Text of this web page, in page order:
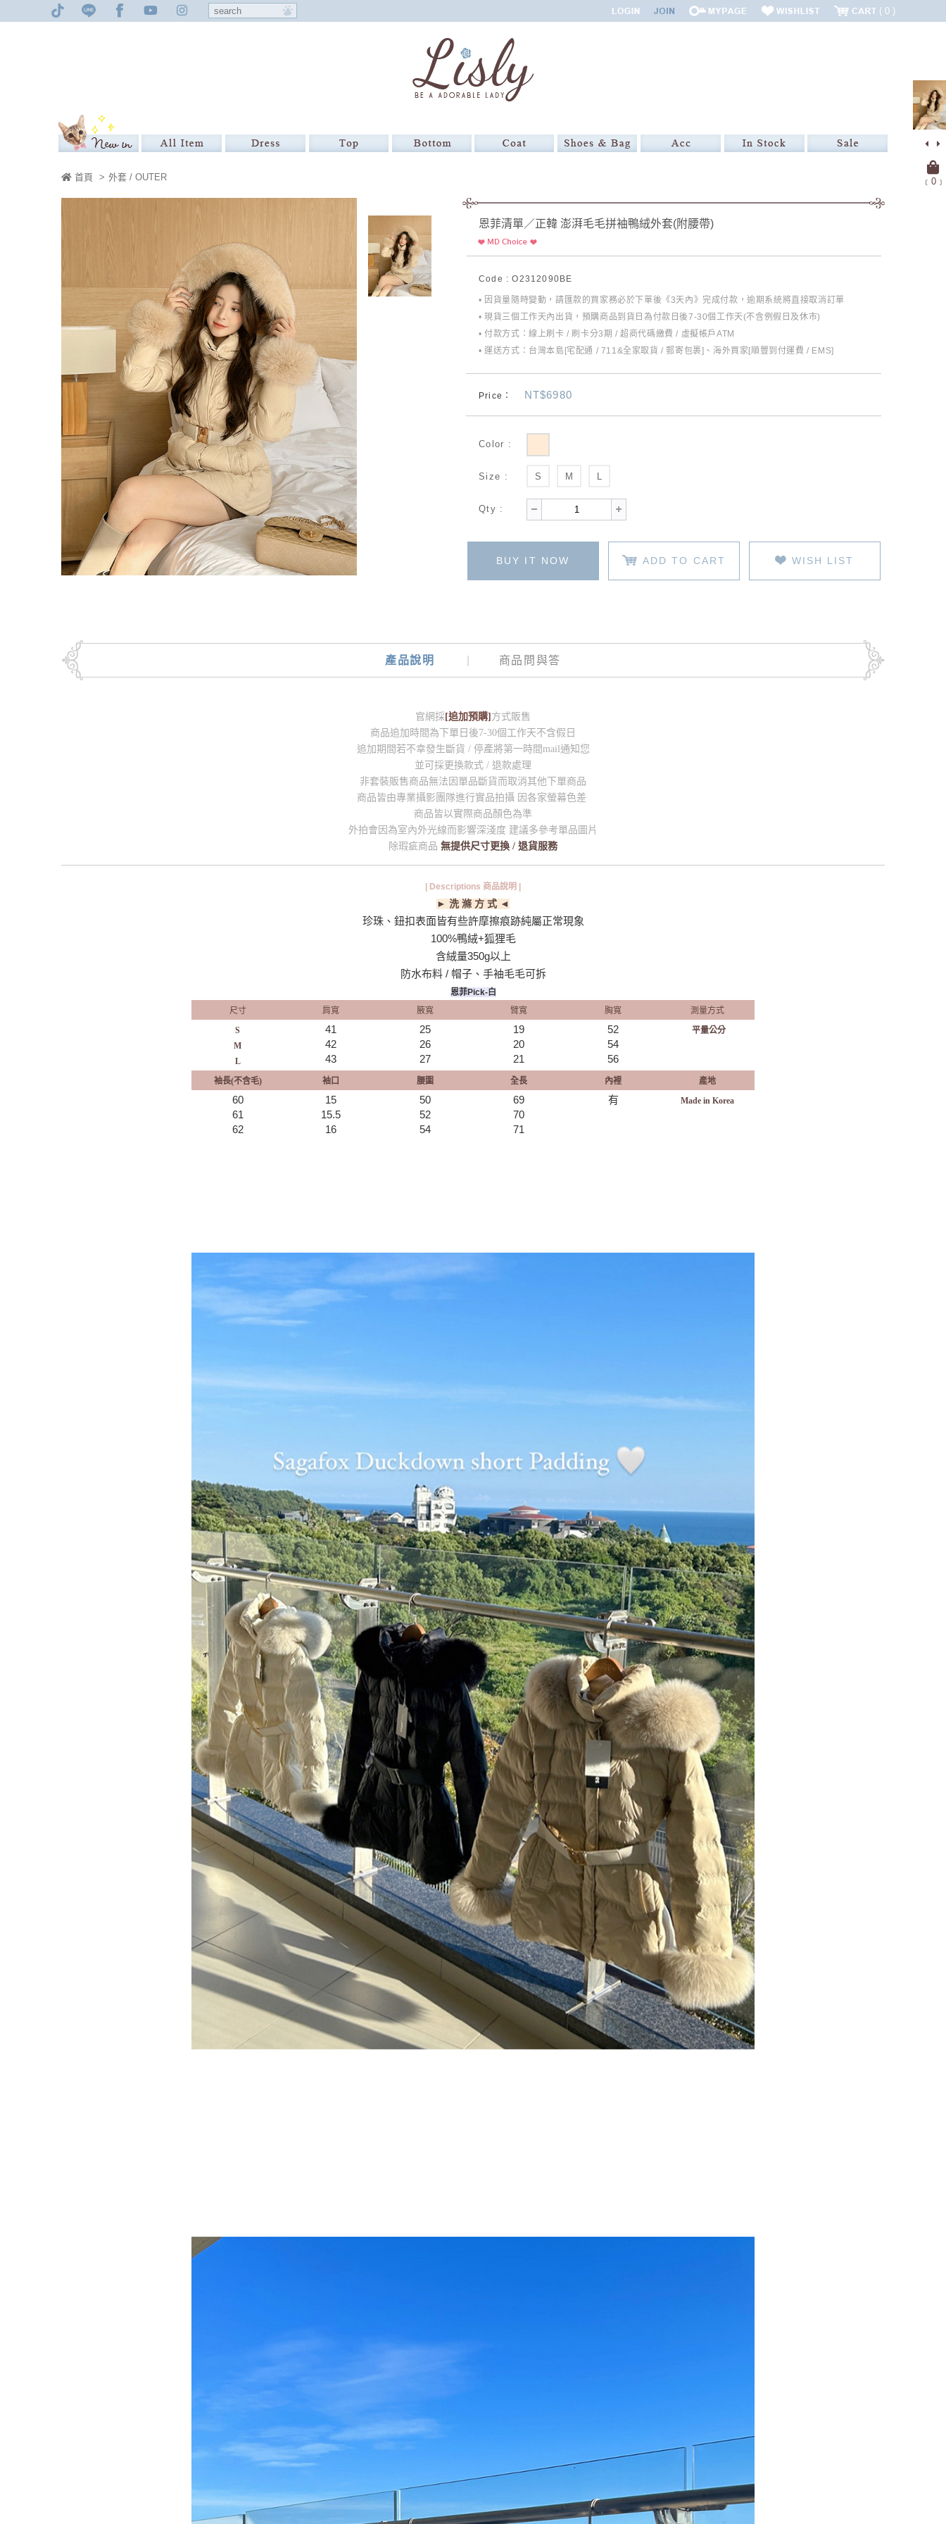
0
﹝ 0﹞
首頁 > 外套 / OUTER
恩菲清單／正韓 澎湃毛毛拼袖鴨絨外套(附腰帶)
Code : O2312090BE
• 因貨量隨時變動，請匯款的買家務必於下單後《3天內》完成付款，逾期系統將直接取消訂單
• 現貨三個工作天內出貨，預購商品到貨日為付款日後7-30個工作天(不含例假日及休市)
• 付款方式：線上刷卡 / 刷卡分3期 / 超商代碼繳費 / 虛擬帳戶ATM
• 運送方式：台灣本島[宅配通 / 711&全家取貨 / 郵寄包裹]、海外買家[順豐到付運費 / EMS]
Price： NT$6980
Color :
Size : S M
Qty :
BUY IT NOW ADD TO CART WISH LIST
產品說明 商品問與答
官網採 [追加預購] 方式販售
商品追加時間為下單日後7-30個工作天不含假日
追加期間若不幸發生斷貨 / 停產將第一時間mail通知您
並可採更換款式 / 退款處理
非套裝販售商品無法因單品斷貨而取消其他下單商品
商品皆由專業攝影團隊進行實品拍攝 因各家螢幕色差
商品皆以實際商品顏色為準
外拍會因為室內外光線而影響深淺度 建議多參考單品圖片
除瑕疵商品 無提供尺寸更換 / 退貨服務
| Descriptions 商品說明 |
► 洗 滌 方 式 ◄
珍珠、鈕扣表面皆有些許摩擦痕跡純屬正常現象
100%鴨絨+狐狸毛
含絨量350g以上
防水布料 / 帽子、手袖毛毛可拆
恩菲Pick-白
尺寸
肩寬 腋寬 臂寬 胸寬
測量方式
S
M
L
41
42
43
25
26
27
19
20
21
52
54
56
平量公分
袖長(不含毛) 袖口 腰圍 全長 內裡 產地
60
61
62
15
15.5
16
50
52
54
69
70
71
有 Made in Korea